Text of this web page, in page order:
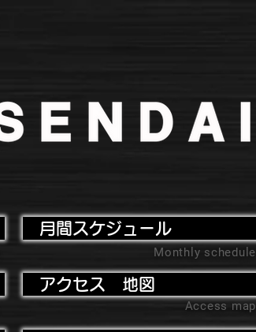
月間スケジュール
Monthly schedule
アクセス 地図
Access map